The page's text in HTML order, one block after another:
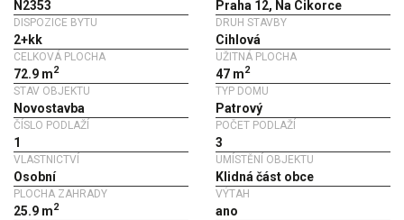
N2353 Praha 12, Na Cikorce
DISPOZICE BYTU
2+kk
DRUH STAVBY
Cihlová
CELKOVÁ PLOCHA
72.9 m2
UŽITNÁ PLOCHA
47 m2
STAV OBJEKTU
Novostavba
TYP DOMU
Patrový
ČÍSLO PODLAŽÍ
1
POČET PODLAŽÍ
3
VLASTNICTVÍ
Osobní
UMÍSTĚNÍ OBJEKTU
Klidná část obce
PLOCHA ZAHRADY
25.9 m2
VÝTAH
ano